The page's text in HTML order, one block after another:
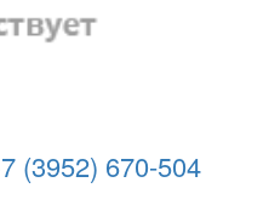
(3952) 670-504